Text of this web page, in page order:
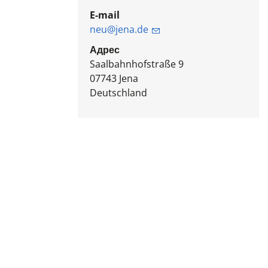
E-mail
neu@jena.de
Адрес
Saalbahnhofstraße 9
07743 Jena
Deutschland